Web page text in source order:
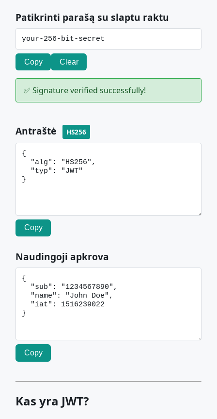
Patikrinti parašą su slaptu raktu
Copy Clear
✅ Signature verified successfully!
Antraštė HS256
Copy
Naudingoji apkrova
Copy
Kas yra JWT?